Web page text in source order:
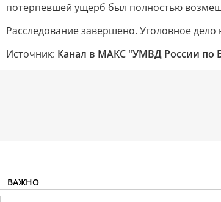
потерпевшей ущерб был полностью
Расследование завершено. Уголовное дело
Источник: Канал в МАКС "УМВД России по
ВАЖНО